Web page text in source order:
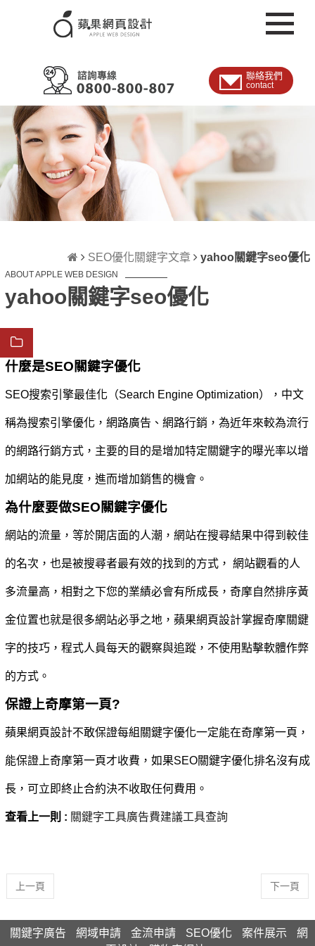
聯絡我們
contact
SEO優化關鍵字文章 yahoo關鍵字seo優化
ABOUT APPLE WEB DESIGN
yahoo關鍵字seo優化
什麼是SEO關鍵字優化
SEO搜索引擎最佳化（Search Engine Optimization），中文
稱為搜索引擎優化，網路廣告、網路行銷，為近年來較為流行
的網路行銷方式，主要的目的是增加特定關鍵字的曝光率以增
加網站的能見度，進而增加銷售的機會。
為什麼要做SEO關鍵字優化
網站的流量，等於開店面的人潮，網站在搜尋結果中得到較佳
的名次，也是被搜尋者最有效的找到的方式， 網站觀看的人
多流量高，相對之下您的業績必會有所成長，奇摩自然排序黃
金位置也就是很多網站必爭之地，蘋果網頁設計掌握奇摩關鍵
字的技巧，程式人員每天的觀察與追蹤，不使用點擊軟體作弊
的方式。
保證上奇摩第一頁?
蘋果網頁設計不敢保證每組關鍵字優化一定能在奇摩第一頁，
能保證上奇摩第一頁才收費，如果SEO關鍵字優化排名沒有成
長，可立即終止合約決不收取任何費用。
查看上一則 : 關鍵字工具廣告費建議工具查詢
上一頁 下一頁
關鍵字廣告 網域申請 金流申請 SEO優化 案件展示
網